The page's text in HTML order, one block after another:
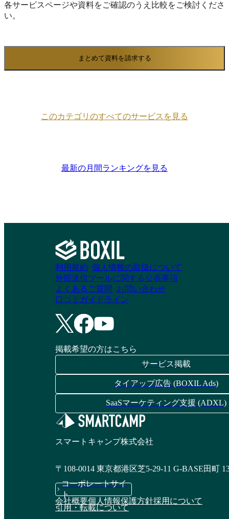
音声・ビデオを含むチャットに加え、ビデオ会議やメ
ドストレージに自動保存されます。 さらに、社内申
請のワークフロー管理やナレッジ共有のWiki、目標管
理のOKRなど、バックオフィス業務を含めた幅広い
ば、予定した会議から自動的に議事録を起こし、タス
ク化してDocsへ記録する、といった一連の流れがLark
コミュニケーションから業務基盤までを包括して管理
各サービスページや資料をご確認のうえ比較をご検討くださ
い。
まとめて資料を請求する
このカテゴリのすべてのサービスを見る
最新の月間ランキングを見る
利用規約 個人情報の取扱について
外部送信ツールに関する公表事項
よくあるご質問
お問い合わせ
口コミガイドライン
掲載希望の方はこちら
サービス掲載
タイアップ広告 (BOXIL Ads)
SaaSマーケティング支援 (ADXL)
スマートキャンプ株式会社
〒108-0014 東京都港区芝5-29-11 G-BASE田町
コーポレートサイ
ト
会社概要個人情報保護方針採用について
引用・転載について